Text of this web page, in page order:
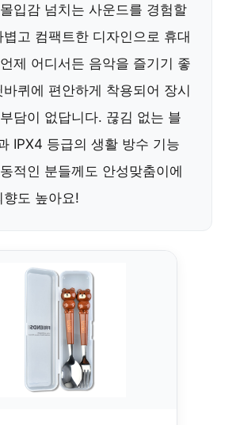
입감 넘치는 사운드를 경험할
고 컴팩트한 디자인으로 휴대
제 어디서든 음악을 즐기기 좋
바퀴에 편안하게 착용되어 장시
담이 없답니다. 끊김 없는 블
IPX4 등급의 생활 방수 기능
적인 분들께도 안성맞춤이에
향도 높아요!